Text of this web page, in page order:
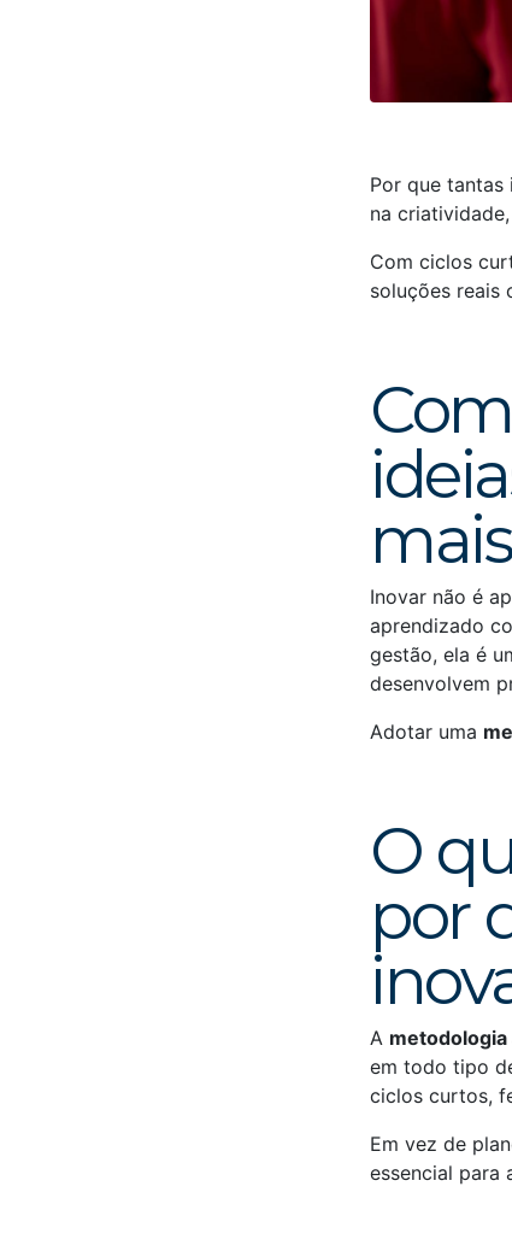
Por que tantas
na
Com ciclos
soluções reais
Inovar não é
aprendizado
gestão, ela é
desenvolvem
Adotar uma
O
por
A metodologia
em todo tipo
ciclos curtos,
Em vez de
essencial para